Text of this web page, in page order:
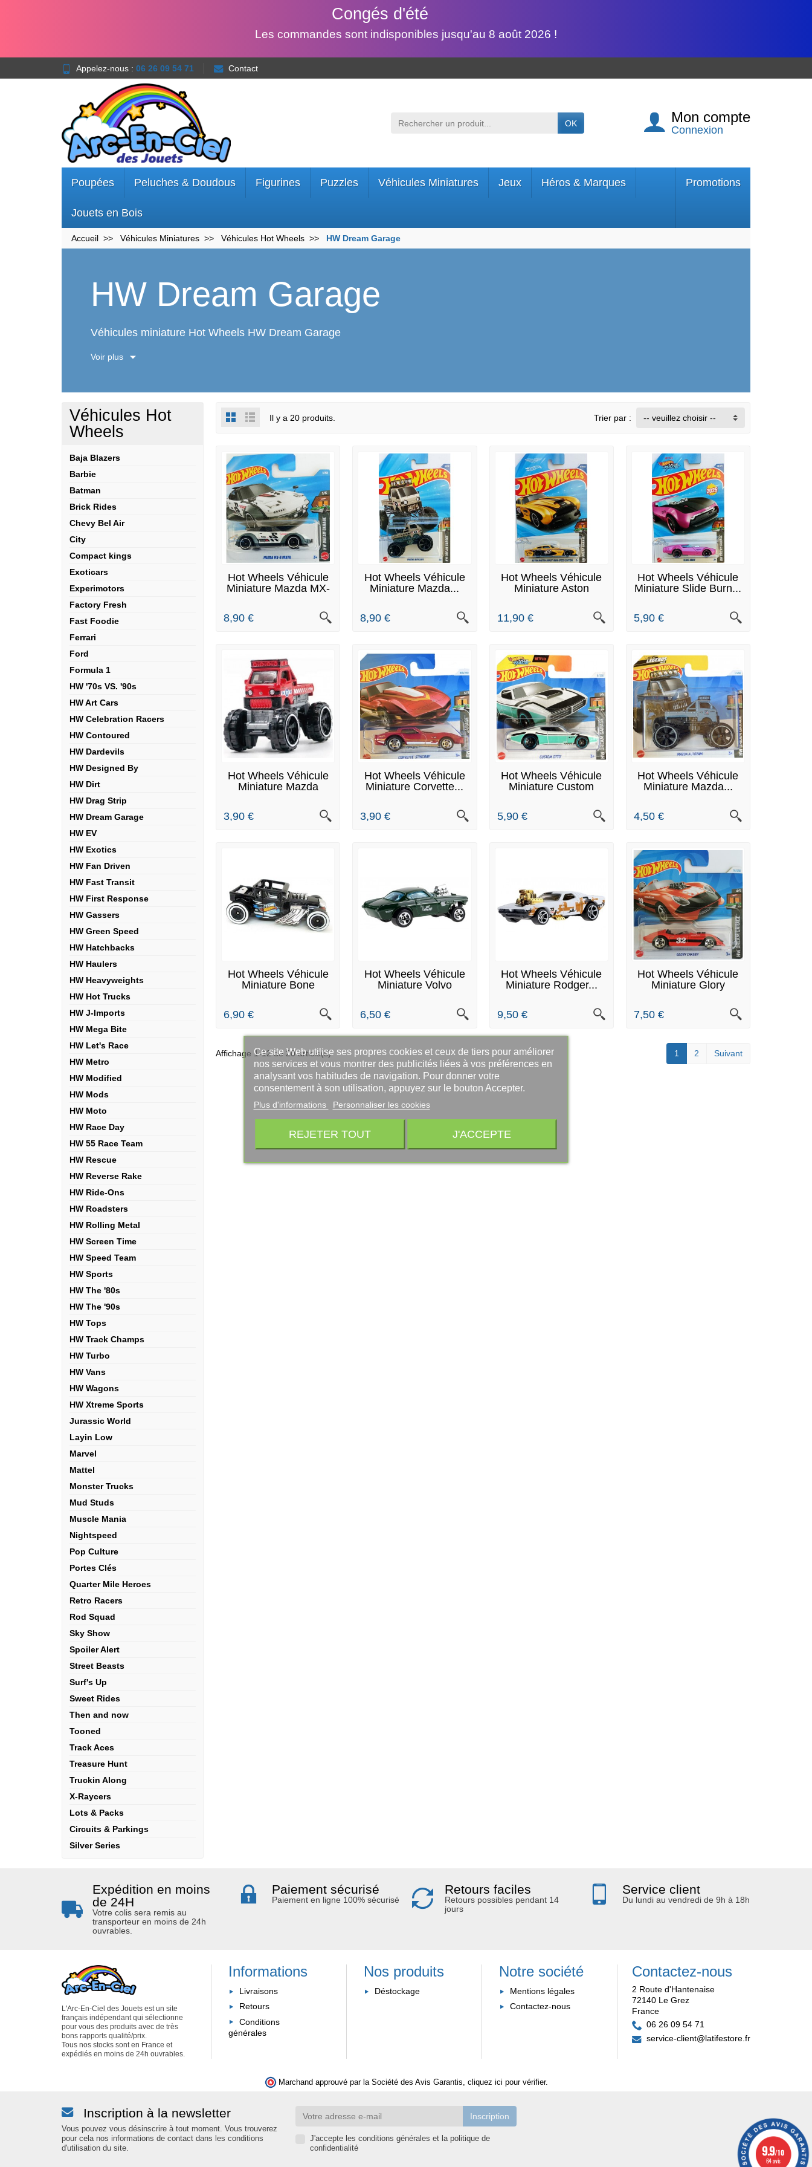
Congés d'été
Les commandes sont indisponibles jusqu'au 8 août 2026 !
Appelez-nous : 06 26 09 54 71 Contact
OK Mon compte
Connexion
Poupées Peluches & Doudous Figurines Puzzles Véhicules Miniatures Jeux Héros & Marques
Jouets en Bois
Promotions
Accueil Véhicules Miniatures Véhicules Hot Wheels HW Dream Garage
HW Dream Garage
Véhicules miniature Hot Wheels HW Dream Garage
Voir plus
Véhicules Hot
Wheels
Baja Blazers
Barbie
Batman
Brick Rides
Chevy Bel Air
City
Compact kings
Exoticars
Experimotors
Factory Fresh
Fast Foodie
Ferrari
Ford
Formula 1
HW '70s VS. '90s
HW Art Cars
HW Celebration Racers
HW Contoured
HW Dardevils
HW Designed By
HW Dirt
HW Drag Strip
HW Dream Garage
HW EV
HW Exotics
HW Fan Driven
HW Fast Transit
HW First Response
HW Gassers
HW Green Speed
HW Hatchbacks
HW Haulers
HW Heavyweights
HW Hot Trucks
HW J-Imports
HW Mega Bite
HW Let's Race
HW Metro
HW Modified
HW Mods
HW Moto
HW Race Day
HW 55 Race Team
HW Rescue
HW Reverse Rake
HW Ride-Ons
HW Roadsters
HW Rolling Metal
HW Screen Time
HW Speed Team
HW Sports
HW The '80s
HW The '90s
HW Tops
HW Track Champs
HW Turbo
HW Vans
HW Wagons
HW Xtreme Sports
Jurassic World
Layin Low
Marvel
Mattel
Monster Trucks
Mud Studs
Muscle Mania
Nightspeed
Pop Culture
Portes Clés
Quarter Mile Heroes
Retro Racers
Rod Squad
Sky Show
Spoiler Alert
Street Beasts
Surf's Up
Sweet Rides
Then and now
Tooned
Track Aces
Treasure Hunt
Truckin Along
X-Raycers
Lots & Packs
Circuits & Parkings
Silver Series
Il y a 20 produits. Trier par : -- veuillez choisir --
DERNIERS ARTICLES EN
STOCK
Hot Wheels Véhicule
Miniature Mazda MX-
8,90 €
DERNIERS ARTICLES EN
STOCK
Hot Wheels Véhicule
Miniature Mazda...
8,90 €
RUPTURE DE STOCK
Hot Wheels Véhicule
Miniature Aston
11,90 €
EN STOCK
Hot Wheels Véhicule
Miniature Slide Burn...
5,90 €
EN STOCK
Hot Wheels Véhicule
Miniature Mazda
3,90 €
EN STOCK
Hot Wheels Véhicule
Miniature Corvette...
3,90 €
EN STOCK
Hot Wheels Véhicule
Miniature Custom
5,90 €
EN STOCK
Hot Wheels Véhicule
Miniature Mazda...
4,50 €
EN STOCK
Hot Wheels Véhicule
Miniature Bone
6,90 €
EN STOCK
Hot Wheels Véhicule
Miniature Volvo
6,50 €
RUPTURE DE STOCK
Hot Wheels Véhicule
Miniature Rodger...
9,50 €
EN STOCK
Hot Wheels Véhicule
Miniature Glory
7,50 €
Affichage 1-12 de 20 article(s) 1 2 Suivant
Expédition en moins
de 24H
Votre colis sera remis au
transporteur en moins de 24h
ouvrables.
Paiement sécurisé
Paiement en ligne 100% sécurisé
Retours faciles
Retours possibles pendant 14
jours
Service client
Du lundi au vendredi de 9h à 18h
L'Arc-En-Ciel des Jouets est un site
français indépendant qui sélectionne
pour vous des produits avec de très
bons rapports qualité/prix.
Tous nos stocks sont en France et
expédiés en moins de 24h ouvrables.
Informations
Livraisons
Retours
Conditions
générales
Nos produits
Déstockage
Notre société
Mentions légales
Contactez-nous
Contactez-nous
2 Route d'Hantenaise
72140 Le Grez
France
06 26 09 54 71
service-client@latifestore.fr
Marchand approuvé par la Société des Avis Garantis, cliquez ici pour vérifier.
Ce site Web utilise ses propres cookies et ceux de tiers pour améliorer
nos services et vous montrer des publicités liées à vos préférences en
analysant vos habitudes de navigation. Pour donner votre
consentement à son utilisation, appuyez sur le bouton Accepter.
Plus d'informations Personnaliser les cookies
REJETER TOUT J'ACCEPTE
Inscription à la newsletter
Vous pouvez vous désinscrire à tout moment. Vous trouverez
pour cela nos informations de contact dans les conditions
d'utilisation du site.
J'accepte les conditions générales et la politique de
confidentialité
9.9/10
64 avis